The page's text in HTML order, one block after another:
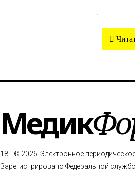
Медик
18+ © 2026. Электронное
Зарегистрировано Федеральной